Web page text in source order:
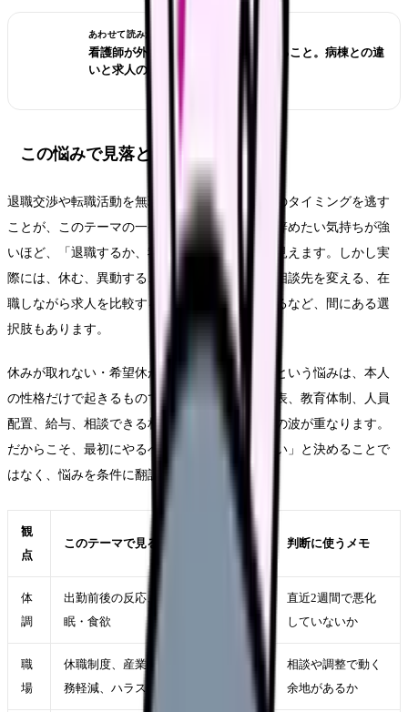
あわせて読みたい
看護師が外来へ転職する前に確認すること。病棟との違
いと求人の見方
この悩みで見落としやすいリスク
退職交渉や転職活動を無理に進め、休養や受診のタイミングを逃す
ことが、このテーマの一番大きなリスクです。辞めたい気持ちが強
いほど、「退職するか、我慢するか」の二択に見えます。しかし実
際には、休む、異動する、勤務形態を変える、相談先を変える、在
職しながら求人を比較する、退職時期を調整するなど、間にある選
択肢もあります。
休みが取れない・希望休が通らなくて辞めたいという悩みは、本人
の性格だけで起きるものではありません。勤務表、教育体制、人員
配置、給与、相談できる相手、家庭事情、体調の波が重なります。
だからこそ、最初にやるべきことは「自分が弱い」と決めることで
はなく、悩みを条件に翻訳することです。
観
点
このテーマで見ること 判断に使うメモ
体
調
出勤前後の反応、休日の回復、睡
眠・食欲
直近2週間で悪化
していないか
職
場
休職制度、産業保健、配置転換、勤
務軽減、ハラスメント相談窓口
相談や調整で動く
余地があるか